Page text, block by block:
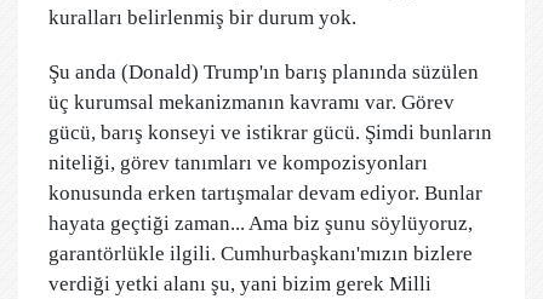
kuralları belirlenmiş bir durum yok.
Şu anda (Donald) Trump'ın barış planında süzülen
üç kurumsal mekanizmanın kavramı var. Görev
gücü, barış konseyi ve istikrar gücü. Şimdi bunların
niteliği, görev tanımları ve kompozisyonları
konusunda erken tartışmalar devam ediyor. Bunlar
hayata geçtiği zaman... Ama biz şunu söylüyoruz,
garantörlükle ilgili. Cumhurbaşkanı'mızın bizlere
verdiği yetki alanı şu, yani bizim gerek Milli